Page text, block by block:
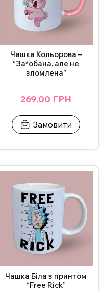
побажання»
. Це
термочашку для тещі з
який буде не лише тішити,
Чашка Кольорова –
“За*обана, але не
зломлена”
269.00 ГРН
Замовити
Чашка Біла з принтом
“Free Rick”